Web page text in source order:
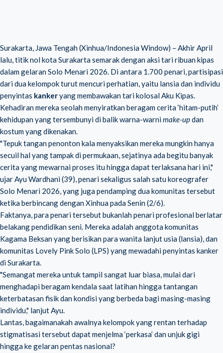
Surakarta, Jawa Tengah (Xinhua/Indonesia Window) – Akhir April
lalu, titik nol kota Surakarta semarak dengan aksi tari ribuan kipas
dalam gelaran Solo Menari 2026. Di antara 1.700 penari, partisipasi
dari dua kelompok turut mencuri perhatian, yaitu lansia dan individu
penyintas kankeryang membawakan tari kolosal Aku Kipas.
Kehadiran mereka seolah menyiratkan beragam cerita ‘hitam-putih’
kehidupan yang tersembunyi di balik warna-warnimake-updan
kostum yang dikenakan.
"Tepuk tangan penonton kala menyaksikan mereka mungkin hanya
secuil hal yang tampak di permukaan, sejatinya ada begitu banyak
cerita yang mewarnai proses itu hingga dapat terlaksana hari ini,"
ujar Ayu Wardhani (39), penari sekaligus salah satu koreografer
Solo Menari 2026, yang juga pendamping dua komunitas tersebut
ketika berbincang dengan Xinhua pada Senin (2/6).
Faktanya, para penari tersebut bukanlah penari profesional berlatar
belakang pendidikan seni. Mereka adalah anggota komunitas
Kagama Beksan yang berisikan para wanita lanjut usia (lansia), dan
komunitas Lovely Pink Solo (LPS) yang mewadahi penyintas kanker
di Surakarta.
"Semangat mereka untuk tampil sangat luar biasa, mulai dari
menghadapi beragam kendala saat latihan hingga tantangan
keterbatasan fisik dan kondisi yang berbeda bagi masing-masing
individu," lanjut Ayu.
Lantas, bagaimanakah awalnya kelompok yang rentan terhadap
stigmatisasi tersebut dapat menjelma ‘perkasa’ dan unjuk gigi
hingga ke gelaran pentas nasional?